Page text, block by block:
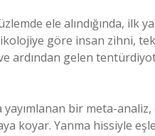
ele alındığında, ilk
göre insan zihni,
ardından gelen
yayımlanan bir meta-
koyar. Yanma hissiyle